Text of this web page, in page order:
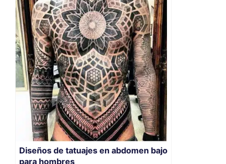
Diseños de tatuajes en abdomen bajo
para hombres